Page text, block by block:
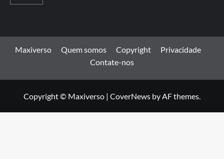
Maxiverso Quem somos Copyright
Privacidade
Contate-nos
Copyright © Maxiverso | CoverNews by AF themes.